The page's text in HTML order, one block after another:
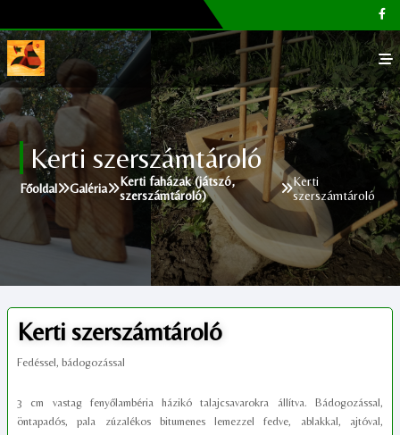
Főoldal
Galéria
Megvásárolható termékek
Cikkek, tippek
Kerti szerszámtároló
Főoldal Galéria
Kerti faházak (játszó,
szerszámtároló)
Kerti
szerszámtároló
Kerti szerszámtároló
Fedéssel, bádogozással
3 cm vastag fenyőlambéria házikó talajcsavarokra állítva. Bádogozással,
öntapadós, pala zúzalékos bitumenes lemezzel fedve, ablakkal, ajtóval,